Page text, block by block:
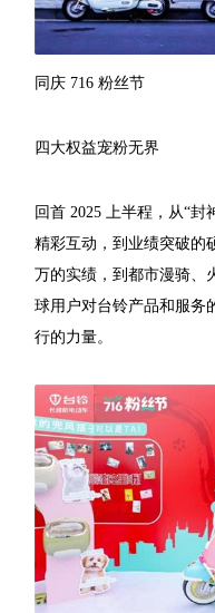
同庆 716 粉丝节
四大权益宠粉无界
回首 2025 上半程，从“封
精彩互动，到业绩突破的
万的实绩，到都市漫骑、
球用户对台铃产品和服务
行的力量。